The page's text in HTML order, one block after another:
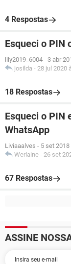
4 Respostas
Esqueci o PIN
lily2019_6004 - 3 abr
josilda - 28 jul 2020
18 Respostas
Esqueci o PIN
WhatsApp
Liviaaalves - 5 set
Werlaine - 26 set
67 Respostas
ASSINE